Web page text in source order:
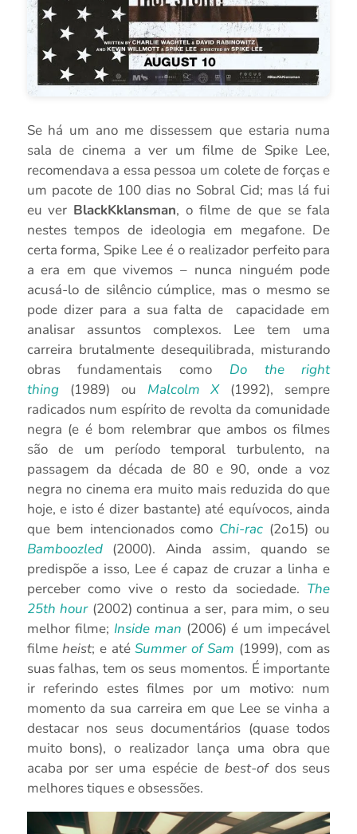
Se há um ano me dissessem que estaria numa
sala de cinema a ver um filme de Spike Lee,
recomendava a essa pessoa um colete de forças e
um pacote de 100 dias no Sobral Cid; mas lá fui
eu ver BlackKklansman, o filme de que se fala
nestes tempos de ideologia em megafone. De
certa forma, Spike Lee é o realizador perfeito para
a era em que vivemos – nunca ninguém pode
acusá-lo de silêncio cúmplice, mas o mesmo se
pode dizer para a sua falta de capacidade em
analisar assuntos complexos. Lee tem uma
carreira brutalmente desequilibrada, misturando
obras fundamentais como Do the right
thing(1989) ou Malcolm X(1992), sempre
radicados num espírito de revolta da comunidade
negra (e é bom relembrar que ambos os filmes
são de um período temporal turbulento, na
passagem da década de 80 e 90, onde a voz
negra no cinema era muito mais reduzida do que
hoje, e isto é dizer bastante) até equívocos, ainda
que bem intencionados como Chi-rac (2o15) ou
Bamboozled (2000). Ainda assim, quando se
predispõe a isso, Lee é capaz de cruzar a linha e
perceber como vive o resto da sociedade. The
25th hour(2002) continua a ser, para mim, o seu
melhor filme; Inside man (2006) é um impecável
filmeheist; e atéSummer of Sam (1999), com as
suas falhas, tem os seus momentos. É importante
ir referindo estes filmes por um motivo: num
momento da sua carreira em que Lee se vinha a
destacar nos seus documentários (quase todos
muito bons), o realizador lança uma obra que
acaba por ser uma espécie debest-ofdos seus
melhores tiques e obsessões.